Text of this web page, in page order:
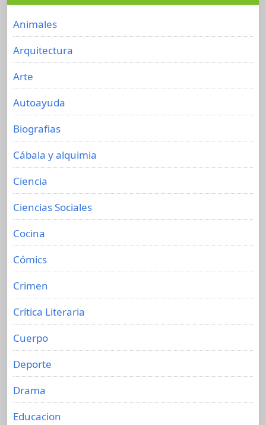
Animales
Arquitectura
Arte
Autoayuda
Biografias
Cábala y alquimia
Ciencia
Ciencias Sociales
Cocina
Cómics
Crimen
Crítica Literaria
Cuerpo
Deporte
Drama
Educacion